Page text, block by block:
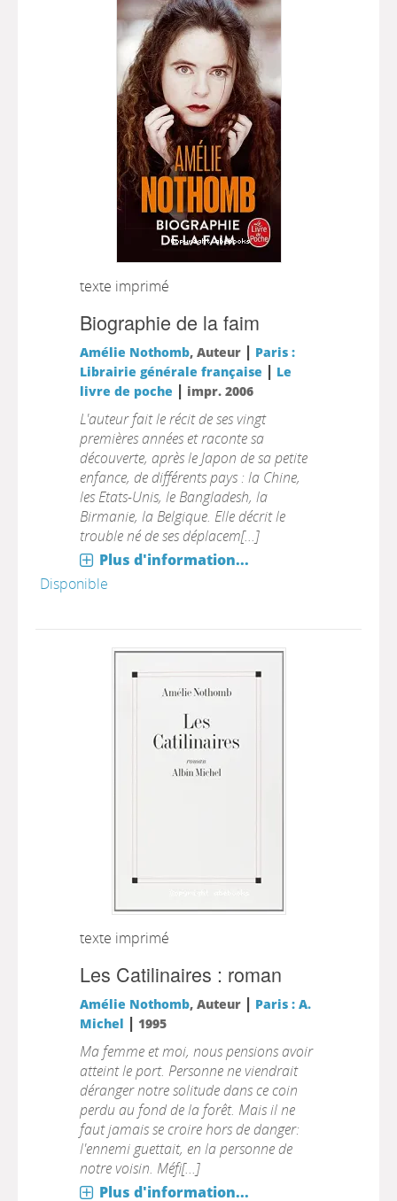
texte imprimé
Biographie de la faim
Amélie Nothomb, Auteur | Paris :
Librairie générale française | Le
livre de poche | impr. 2006
L'auteur fait le récit de ses vingt
premières années et raconte sa
découverte, après le Japon de sa petite
enfance, de différents pays : la Chine,
les Etats-Unis, le Bangladesh, la
Birmanie, la Belgique. Elle décrit le
trouble né de ses déplacem[...]
Plus d'information...
Disponible
texte imprimé
Les Catilinaires : roman
Amélie Nothomb, Auteur | Paris : A.
Michel | 1995
Ma femme et moi, nous pensions avoir
atteint le port. Personne ne viendrait
déranger notre solitude dans ce coin
perdu au fond de la forêt. Mais il ne
faut jamais se croire hors de danger:
l'ennemi guettait, en la personne de
notre voisin. Méfi[...]
Plus d'information...